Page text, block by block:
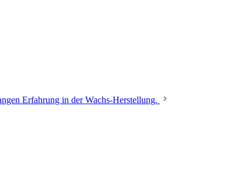
Erfahrung in der Wachs-Herstellung.